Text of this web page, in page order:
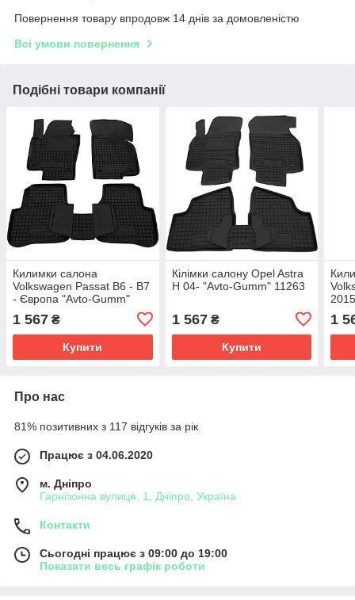
Повернення товару впродовж 14 днів за домовленістю
Всі умови повернення
Подібні товари компанії
Килимки салона
Volkswagen Passat B6 - B7
- Європа "Avto-Gumm"
1 567 ₴
Купити
Кілімки салону Opel Astra
H 04- "Avto-Gumm" 11263
1 567₴
Купити
1
Про нас
81% позитивних з 117 відгуків за рік
Працює з 04.06.2020
м. Дніпро
Гарнізонна вулиця, 1, Дніпро, Україна
Контакти
Сьогодні працює з 09:00 до 19:00
Показати весь графік роботи